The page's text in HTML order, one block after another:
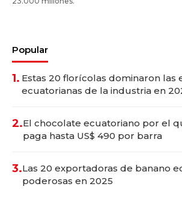
Popular
1. Estas 20 florícolas dominaron las
ecuatorianas de la industria en
2.El chocolate ecuatoriano por el
paga hasta US$ 490 por barra
3.Las 20 exportadoras de banano
poderosas en 2025